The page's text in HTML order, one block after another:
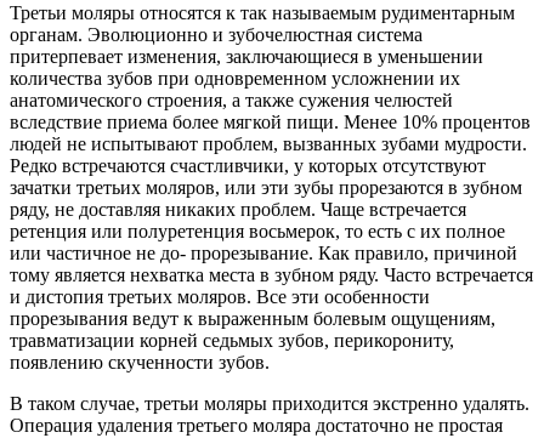
Третьи моляры относятся к так называемым рудиментарным
органам. Эволюционно и зубочелюстная система
притерпевает изменения, заключающиеся в уменьшении
количества зубов при одновременном усложнении их
анатомического строения, а также сужения челюстей
вследствие приема более мягкой пищи. Менее 10% процентов
людей не испытывают проблем, вызванных зубами мудрости.
Редко встречаются счастливчики, у которых отсутствуют
зачатки третьих моляров, или эти зубы прорезаются в зубном
ряду, не доставляя никаких проблем. Чаще встречается
ретенция или полуретенция восьмерок, то есть с их полное
или частичное не до- прорезывание. Как правило, причиной
тому является нехватка места в зубном ряду. Часто встречается
и дистопия третьих моляров. Все эти особенности
прорезывания ведут к выраженным болевым ощущениям,
травматизации корней седьмых зубов, перикорониту,
появлению скученности зубов.
В таком случае, третьи моляры приходится экстренно удалять.
Операция удаления третьего моляра достаточно не простая